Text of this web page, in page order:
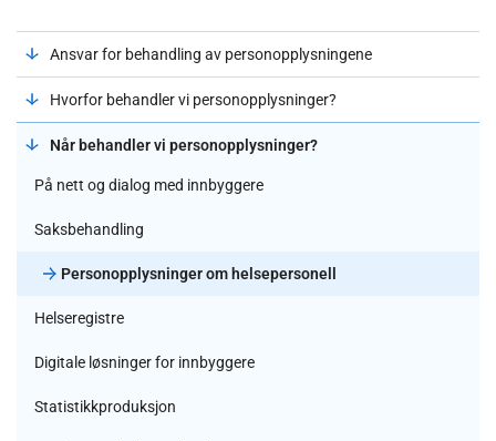
Ansvar for behandling av personopplysningene
Hvorfor behandler vi personopplysninger?
Når behandler vi personopplysninger?
På nett og dialog med innbyggere
Saksbehandling
Personopplysninger om helsepersonell
Helseregistre
Digitale løsninger for innbyggere
Statistikkproduksjon